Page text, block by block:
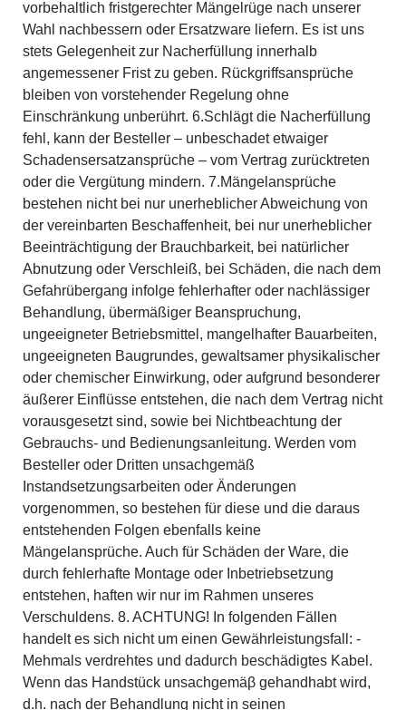
vorbehaltlich fristgerechter Mängelrüge nach unserer
Wahl nachbessern oder Ersatzware liefern. Es ist uns
stets Gelegenheit zur Nacherfüllung innerhalb
angemessener Frist zu geben. Rückgriffsansprüche
bleiben von vorstehender Regelung ohne
Einschränkung unberührt. 6.Schlägt die Nacherfüllung
fehl, kann der Besteller – unbeschadet etwaiger
Schadensersatzansprüche – vom Vertrag zurücktreten
oder die Vergütung mindern. 7.Mängelansprüche
bestehen nicht bei nur unerheblicher Abweichung von
der vereinbarten Beschaffenheit, bei nur unerheblicher
Beeinträchtigung der Brauchbarkeit, bei natürlicher
Abnutzung oder Verschleiß, bei Schäden, die nach dem
Gefahrübergang infolge fehlerhafter oder nachlässiger
Behandlung, übermäßiger Beanspruchung,
ungeeigneter Betriebsmittel, mangelhafter Bauarbeiten,
ungeeigneten Baugrundes, gewaltsamer physikalischer
oder chemischer Einwirkung, oder aufgrund besonderer
äußerer Einflüsse entstehen, die nach dem Vertrag nicht
vorausgesetzt sind, sowie bei Nichtbeachtung der
Gebrauchs- und Bedienungsanleitung. Werden vom
Besteller oder Dritten unsachgemäß
Instandsetzungsarbeiten oder Änderungen
vorgenommen, so bestehen für diese und die daraus
entstehenden Folgen ebenfalls keine
Mängelansprüche. Auch für Schäden der Ware, die
durch fehlerhafte Montage oder Inbetriebsetzung
entstehen, haften wir nur im Rahmen unseres
Verschuldens. 8. ACHTUNG! In folgenden Fällen
handelt es sich nicht um einen Gewährleistungsfall: -
Mehmals verdrehtes und dadurch beschädigtes Kabel.
Wenn das Handstück unsachgemäβ gehandhabt wird,
d.h. nach der Behandlung nicht in seinen